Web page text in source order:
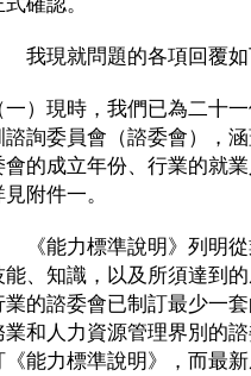
現就問題的各項回覆如
一）現時，我們已為二十
諮詢委員會（諮委會），
會的成立年份、行業的就
見附件一。
能力標準說明》列明從
能、知識，以及所須達到
業的諮委會已制訂最少一
業和人力資源管理界別的
《能力標準說明》，而最